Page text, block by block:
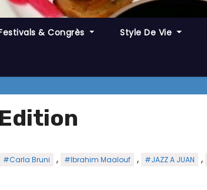
& Congrès Style De Vie
#Carla Bruni , #Ibrahim Maalouf , #JAZZ A JUAN ,